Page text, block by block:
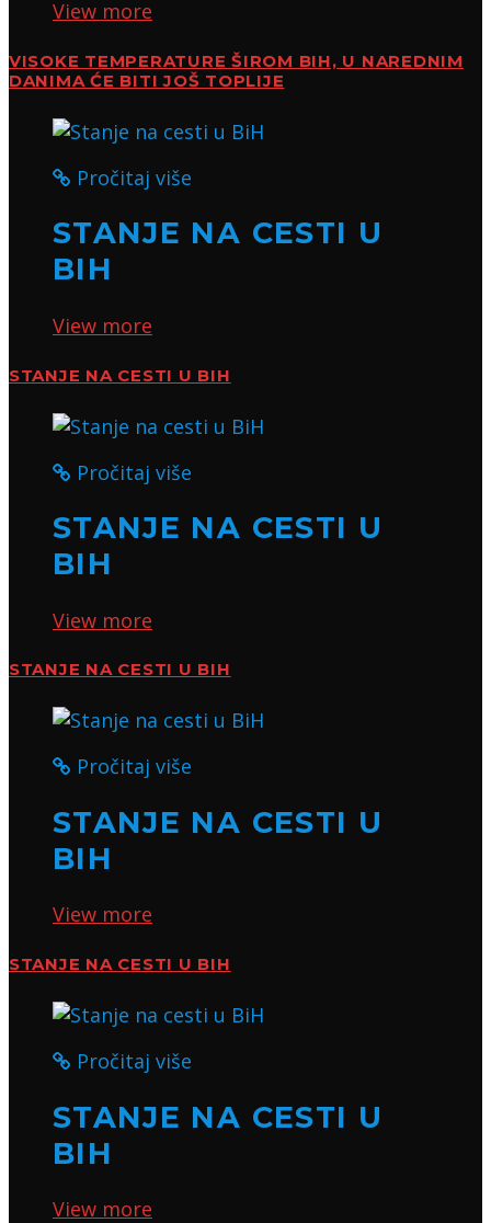
View more
VISOKE TEMPERATURE ŠIROM BIH, U NAREDNIM
DANIMA ĆE BITI JOŠ TOPLIJE
Pročitaj više
STANJE NA CESTI U
BIH
View more
STANJE NA CESTI U BIH
Pročitaj više
STANJE NA CESTI U
BIH
View more
STANJE NA CESTI U BIH
Pročitaj više
STANJE NA CESTI U
BIH
View more
STANJE NA CESTI U BIH
Pročitaj više
STANJE NA CESTI U
BIH
View more